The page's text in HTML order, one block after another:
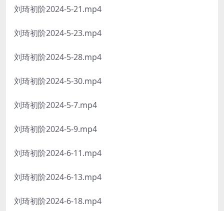
刘琦初阶2024-5-21.mp4
刘琦初阶2024-5-23.mp4
刘琦初阶2024-5-28.mp4
刘琦初阶2024-5-30.mp4
刘琦初阶2024-5-7.mp4
刘琦初阶2024-5-9.mp4
刘琦初阶2024-6-11.mp4
刘琦初阶2024-6-13.mp4
刘琦初阶2024-6-18.mp4